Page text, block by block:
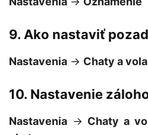
9. Ako nastaviť
Nastavenia -> Chaty a
10. Nastavenie
Nastavenia -> Chaty a